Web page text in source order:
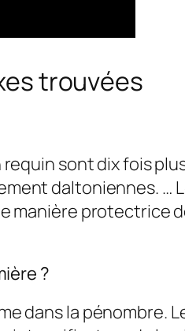
trouvées
sont dix fois
daltoniennes. …
manière protectrice
?
dans la pénombre.